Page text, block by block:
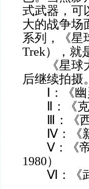
式武器，可
大的战争场
系列，《星
Trek），就
《星球大
后继续拍摄
Ⅰ：《幽灵
Ⅱ：《克
Ⅲ：《西
Ⅳ：《新
Ⅴ：《帝
1980）
Ⅵ：《武